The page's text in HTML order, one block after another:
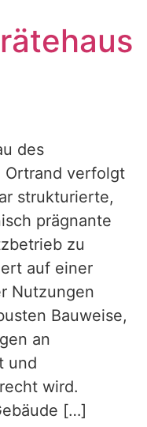
des
Ortrand verfolgt
strukturierte,
prägnante
zu
auf einer
Nutzungen
Bauweise,
an
und
wird.
[…]